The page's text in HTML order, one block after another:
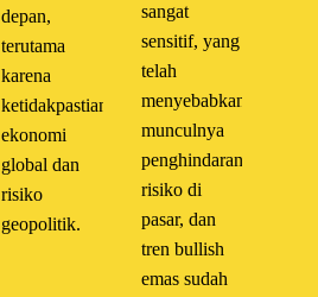
depan,
terutama
karena
ketidakpastian
ekonomi
global dan
risiko
geopolitik.
sangat
sensitif, yang
telah
menyebabkan
munculnya
penghindaran
risiko di
pasar, dan
tren bullish
emas sudah